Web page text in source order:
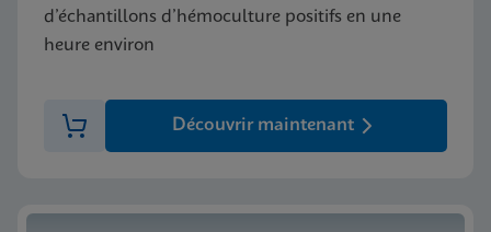
d’échantillons d’hémoculture positifs en une
heure environ
Découvrir maintenant